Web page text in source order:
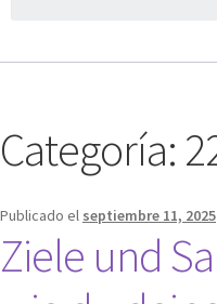
Categoría:
Publicado el septiembre 11, 2025
Ziele und